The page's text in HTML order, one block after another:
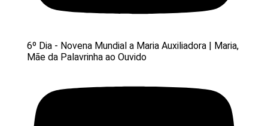
6º Dia - Novena Mundial a Maria Auxiliadora | Maria,
Mãe da Palavrinha ao Ouvido